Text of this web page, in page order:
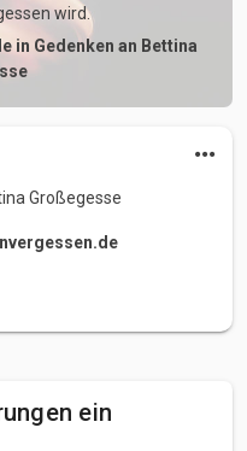
wird.
in Gedenken an Bettina
Großegesse
ein